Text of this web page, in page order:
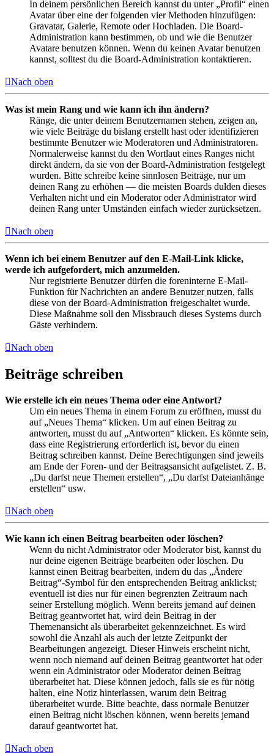
In deinem persönlichen Bereich kannst du unter „Profil“ einen
Avatar über eine der folgenden vier Methoden hinzufügen:
Gravatar, Galerie, Remote oder Hochladen. Die Board-
Administration kann bestimmen, ob und wie die Benutzer
Avatare benutzen können. Wenn du keinen Avatar benutzen
kannst, solltest du die Board-Administration kontaktieren.
Nach oben
Was ist mein Rang und wie kann ich ihn ändern?
Ränge, die unter deinem Benutzernamen stehen, zeigen an,
wie viele Beiträge du bislang erstellt hast oder identifizieren
bestimmte Benutzer wie Moderatoren und Administratoren.
Normalerweise kannst du den Wortlaut eines Ranges nicht
direkt ändern, da sie von der Board-Administration festgelegt
wurden. Bitte schreibe keine sinnlosen Beiträge, nur um
deinen Rang zu erhöhen — die meisten Boards dulden dieses
Verhalten nicht und ein Moderator oder Administrator wird
deinen Rang unter Umständen einfach wieder zurücksetzen.
Nach oben
Wenn ich bei einem Benutzer auf den E-Mail-Link klicke,
werde ich aufgefordert, mich anzumelden.
Nur registrierte Benutzer dürfen die foreninterne E-Mail-
Funktion für Nachrichten an andere Benutzer nutzen, falls
diese von der Board-Administration freigeschaltet wurde.
Diese Maßnahme soll den Missbrauch dieses Systems durch
Gäste verhindern.
Nach oben
Beiträge schreiben
Wie erstelle ich ein neues Thema oder eine Antwort?
Um ein neues Thema in einem Forum zu eröffnen, musst du
auf „Neues Thema“ klicken. Um auf einen Beitrag zu
antworten, musst du auf „Antworten“ klicken. Es könnte sein,
dass eine Registrierung erforderlich ist, bevor du einen
Beitrag schreiben kannst. Deine Berechtigungen sind jeweils
am Ende der Foren- und der Beitragsansicht aufgelistet. Z. B.
„Du darfst neue Themen erstellen“, „Du darfst Dateianhänge
erstellen“ usw.
Nach oben
Wie kann ich einen Beitrag bearbeiten oder löschen?
Wenn du nicht Administrator oder Moderator bist, kannst du
nur deine eigenen Beiträge bearbeiten oder löschen. Du
kannst einen Beitrag bearbeiten, indem du das „Ändere
Beitrag“-Symbol für den entsprechenden Beitrag anklickst;
eventuell ist dies nur für einen begrenzten Zeitraum nach
seiner Erstellung möglich. Wenn bereits jemand auf deinen
Beitrag geantwortet hat, wird dein Beitrag in der
Themenansicht als überarbeitet gekennzeichnet. Es wird
sowohl die Anzahl als auch der letzte Zeitpunkt der
Bearbeitungen angezeigt. Dieser Hinweis erscheint nicht,
wenn noch niemand auf deinen Beitrag geantwortet hat oder
wenn ein Administrator oder Moderator deinen Beitrag
überarbeitet hat. Diese können jedoch, falls sie es für nötig
halten, eine Notiz hinterlassen, warum dein Beitrag
überarbeitet wurde. Bitte beachte, dass normale Benutzer
einen Beitrag nicht löschen können, wenn bereits jemand
darauf geantwortet hat.
Nach oben